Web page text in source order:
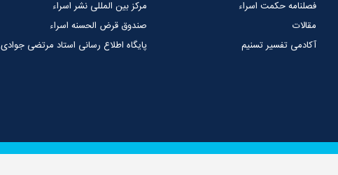
فصلنامه حکمت اسراء
مقالات
آکادمی تفسیر تسنیم
مرکز بین المللی نشر اسراء
صندوق قرض الحسنه اسراء
پایگاه اطلاع رسانی استاد مرتضی جوادی